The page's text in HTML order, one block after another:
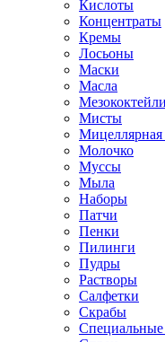
Кислоты
Концентраты
Кремы
Лосьоны
Маски
Масла
Мезококтейли
Мисты
Мицеллярная
Молочко
Муссы
Мыла
Наборы
Патчи
Пенки
Пилинги
Пудры
Растворы
Салфетки
Скрабы
Специальные